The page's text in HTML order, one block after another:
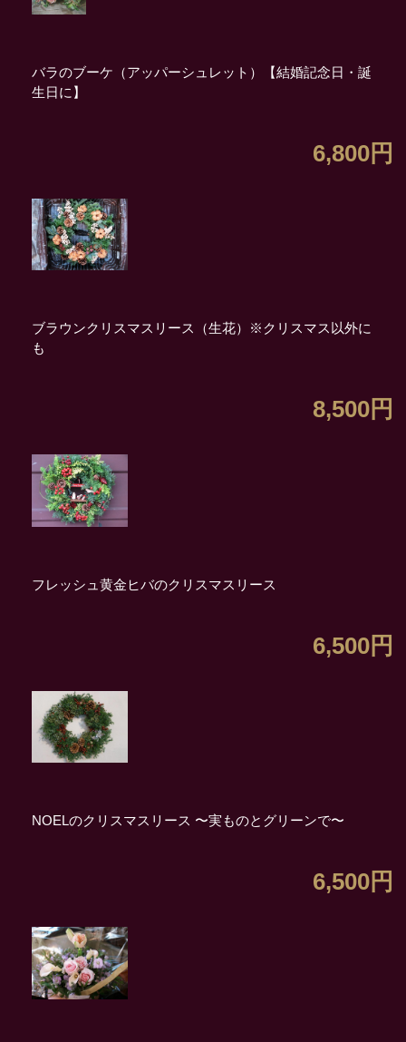
バラのブーケ（アッパーシュレット）【結婚記念日・誕
生日に】
6,800円
ブラウンクリスマスリース（生花）※クリスマス以外に
も
8,500円
フレッシュ黄金ヒバのクリスマスリース
6,500円
NOELのクリスマスリース 〜実ものとグリーンで〜
6,500円